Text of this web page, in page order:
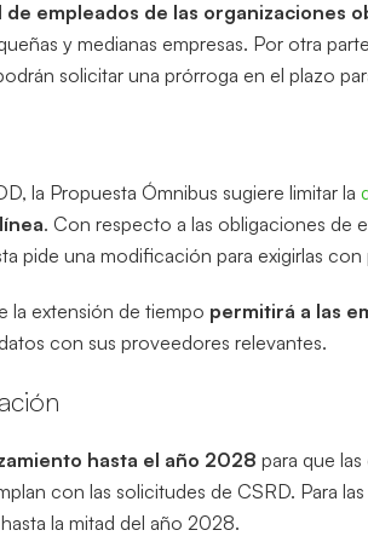
de empleados de las organizaciones
y medianas empresas. Por otra
solicitar una prórroga en el plazo
la Propuesta Ómnibus sugiere limitar la
. Con respecto a las obligaciones de
pide una modificación para exigirlas
la extensión de tiempo permitirá a las
con sus proveedores relevantes.
hasta el año 2028para que
con las solicitudes de CSRD. Para
la mitad del año 2028.